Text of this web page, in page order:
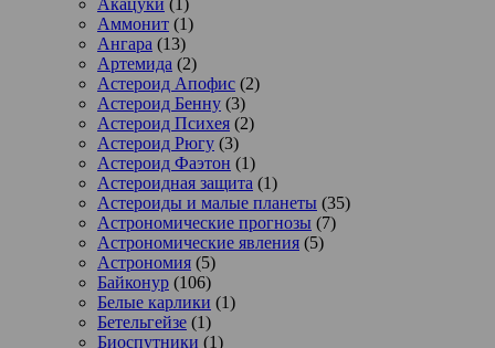
Акацуки (1)
Аммонит (1)
Ангара (13)
Артемида (2)
Астероид Апофис (2)
Астероид Бенну (3)
Астероид Психея (2)
Астероид Рюгу (3)
Астероид Фаэтон (1)
Астероидная защита (1)
Астероиды и малые планеты (35)
Астрономические прогнозы (7)
Астрономические явления (5)
Астрономия (5)
Байконур (106)
Белые карлики (1)
Бетельгейзе (1)
Биоспутники (1)